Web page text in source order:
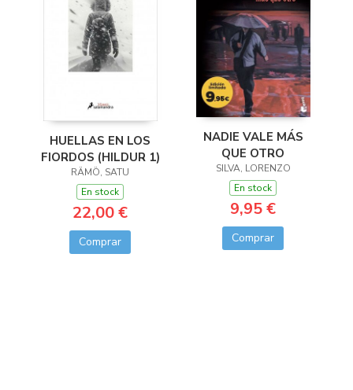
HUELLAS EN LOS
FIORDOS (HILDUR 1)
RÄMÖ, SATU
En stock
22,00 €
Comprar
NADIE VALE MÁS
QUE OTRO
SILVA, LORENZO
En stock
9,95 €
Comprar